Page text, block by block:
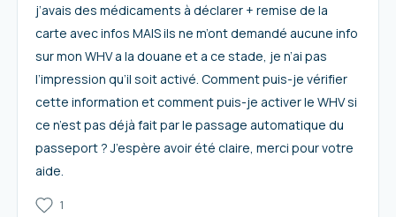
j’avais des médicaments à déclarer + remise de la
carte avec infos MAIS ils ne m’ont demandé aucune info
sur mon WHV a la douane et a ce stade, je n’ai pas
l’impression qu’il soit activé. Comment puis-je vérifier
cette information et comment puis-je activer le WHV si
ce n’est pas déjà fait par le passage automatique du
passeport ? J’espère avoir été claire, merci pour votre
aide.
1